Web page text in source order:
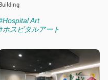
Art
ホスピタルアート